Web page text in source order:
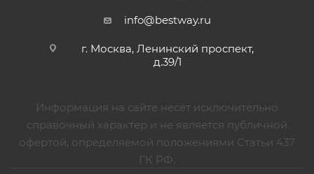
info@bestway.ru
г. Москва, Ленинский проспект,
д.39/1
Информация на сайте несёт исключительно
справочный характер и не является публичной
офертой, определяемой положениями Статьи 437
ГК РФ.